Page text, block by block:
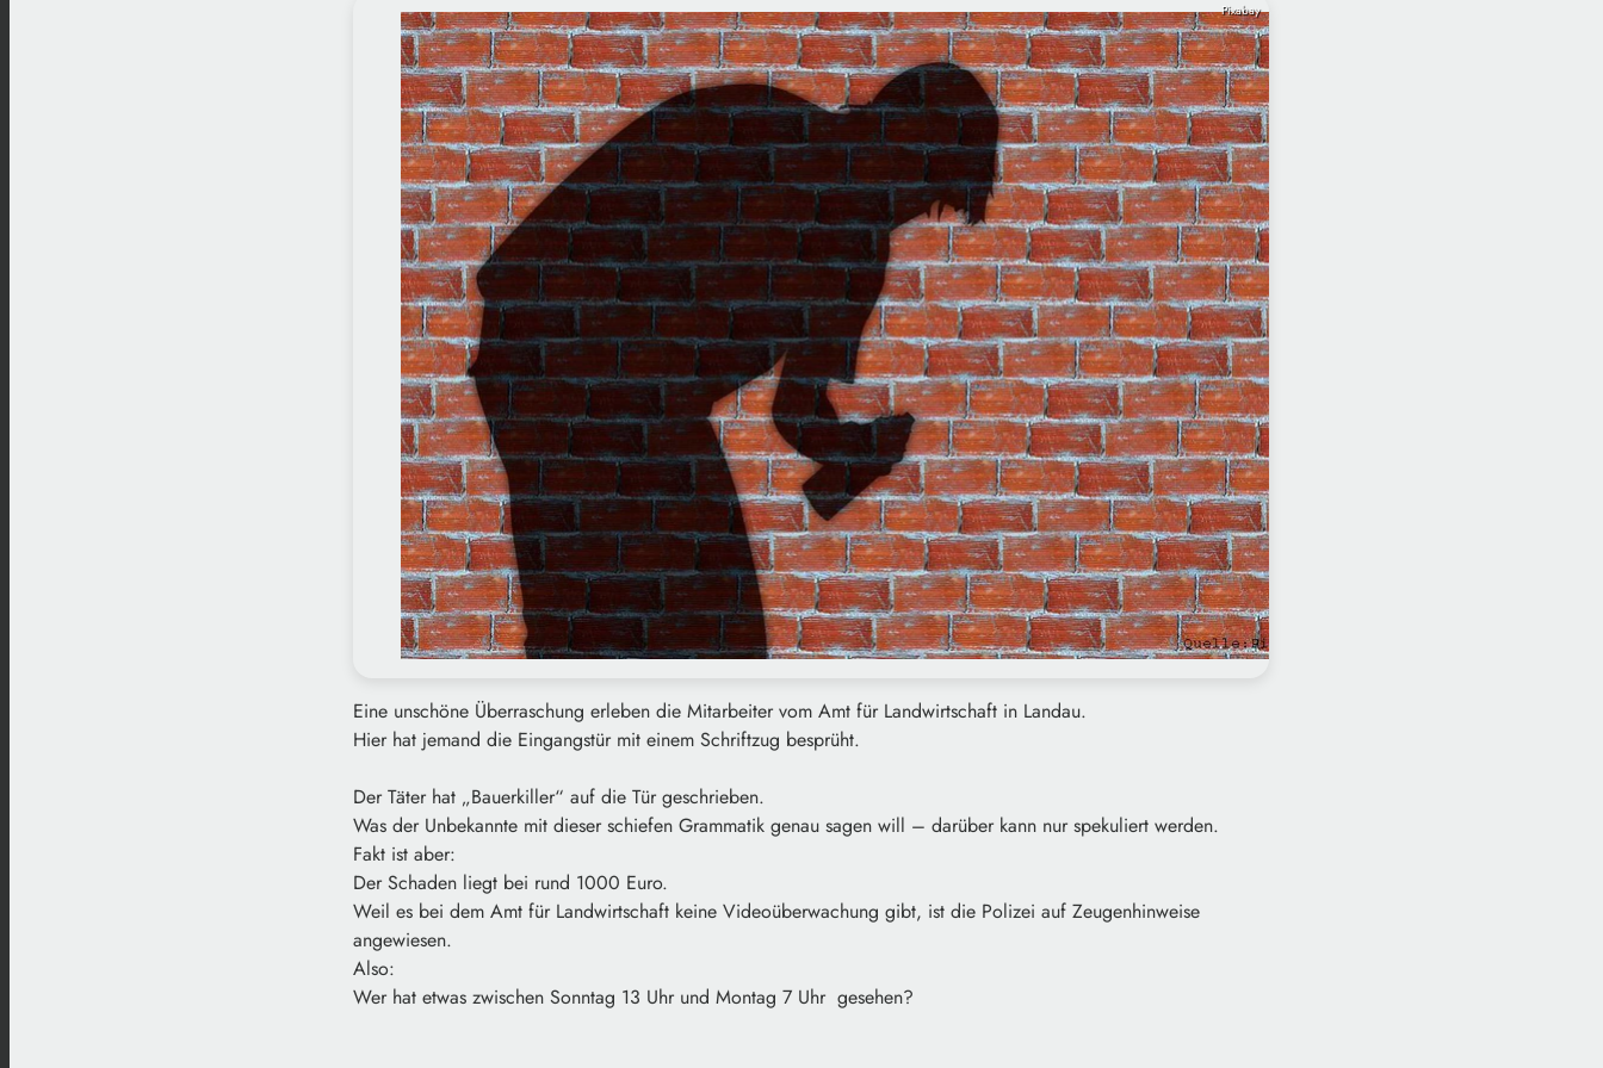
Pixabay
Eine unschöne Überraschung erleben die Mitarbeiter vom Amt für Landwirtschaft in Landau.
Hier hat jemand die Eingangstür mit einem Schriftzug besprüht.
Der Täter hat „Bauerkiller“ auf die Tür geschrieben.
Was der Unbekannte mit dieser schiefen Grammatik genau sagen will – darüber kann nur spekuliert werden.
Fakt ist aber:
Der Schaden liegt bei rund 1000 Euro.
Weil es bei dem Amt für Landwirtschaft keine Videoüberwachung gibt, ist die Polizei auf Zeugenhinweise
angewiesen.
Also:
Wer hat etwas zwischen Sonntag 13 Uhr und Montag 7 Uhr gesehen?